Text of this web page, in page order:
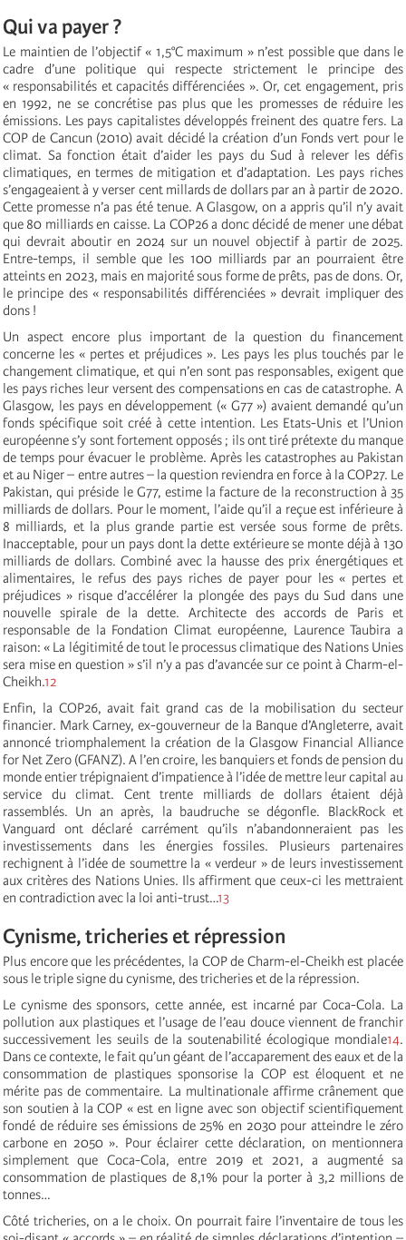
Qui va payer ?
Le maintien de l’objectif « 1,5°C maximum » n’est possible que dans le
cadre d’une politique qui respecte strictement le principe des
« responsabilités et capacités différenciées ». Or, cet engagement, pris
en 1992, ne se concrétise pas plus que les promesses de réduire les
émissions. Les pays capitalistes développés freinent des quatre fers. La
COP de Cancun (2010) avait décidé la création d’un Fonds vert pour le
climat. Sa fonction était d’aider les pays du Sud à relever les défis
climatiques, en termes de mitigation et d’adaptation. Les pays riches
s’engageaient à y verser cent millards de dollars par an à partir de 2020.
Cette promesse n’a pas été tenue. A Glasgow, on a appris qu’il n’y avait
que 80 milliards en caisse. La COP26 a donc décidé de mener une débat
qui devrait aboutir en 2024 sur un nouvel objectif à partir de 2025.
Entre-temps, il semble que les 100 milliards par an pourraient être
atteints en 2023, mais en majorité sous forme de prêts, pas de dons. Or,
le principe des « responsabilités différenciées » devrait impliquer des
dons !
Un aspect encore plus important de la question du financement
concerne les « pertes et préjudices ». Les pays les plus touchés par le
changement climatique, et qui n’en sont pas responsables, exigent que
les pays riches leur versent des compensations en cas de catastrophe. A
Glasgow, les pays en développement (« G77 ») avaient demandé qu’un
fonds spécifique soit créé à cette intention. Les Etats-Unis et l’Union
européenne s’y sont fortement opposés ; ils ont tiré prétexte du manque
de temps pour évacuer le problème. Après les catastrophes au Pakistan
et au Niger – entre autres – la question reviendra en force à la COP27. Le
Pakistan, qui préside le G77, estime la facture de la reconstruction à 35
milliards de dollars. Pour le moment, l’aide qu’il a reçue est inférieure à
8 milliards, et la plus grande partie est versée sous forme de prêts.
Inacceptable, pour un pays dont la dette extérieure se monte déjà à 130
milliards de dollars. Combiné avec la hausse des prix énergétiques et
alimentaires, le refus des pays riches de payer pour les « pertes et
préjudices » risque d’accélérer la plongée des pays du Sud dans une
nouvelle spirale de la dette. Architecte des accords de Paris et
responsable de la Fondation Climat européenne, Laurence Taubira a
raison: « La légitimité de tout le processus climatique des Nations Unies
sera mise en question » s’il n’y a pas d’avancée sur ce point à Charm-el-
Cheikh.12
Enfin, la COP26, avait fait grand cas de la mobilisation du secteur
financier. Mark Carney, ex-gouverneur de la Banque d’Angleterre, avait
annoncé triomphalement la création de la Glasgow Financial Alliance
for Net Zero (GFANZ). A l’en croire, les banquiers et fonds de pension du
monde entier trépignaient d’impatience à l’idée de mettre leur capital au
service du climat. Cent trente milliards de dollars étaient déjà
rassemblés. Un an après, la baudruche se dégonfle. BlackRock et
Vanguard ont déclaré carrément qu’ils n’abandonneraient pas les
investissements dans les énergies fossiles. Plusieurs partenaires
rechignent à l’idée de soumettre la « verdeur » de leurs investissement
aux critères des Nations Unies. Ils affirment que ceux-ci les mettraient
en contradiction avec la loi anti-trust…13
Cynisme, tricheries et répression
Plus encore que les précédentes, la COP de Charm-el-Cheikh est placée
sous le triple signe du cynisme, des tricheries et de la répression.
Le cynisme des sponsors, cette année, est incarné par Coca-Cola. La
pollution aux plastiques et l’usage de l’eau douce viennent de franchir
successivement les seuils de la soutenabilité écologique mondiale14.
Dans ce contexte, le fait qu’un géant de l’accaparement des eaux et de la
consommation de plastiques sponsorise la COP est éloquent et ne
mérite pas de commentaire. La multinationale affirme crânement que
son soutien à la COP « est en ligne avec son objectif scientifiquement
fondé de réduire ses émissions de 25% en 2030 pour atteindre le zéro
carbone en 2050 ». Pour éclairer cette déclaration, on mentionnera
simplement que Coca-Cola, entre 2019 et 2021, a augmenté sa
consommation de plastiques de 8,1% pour la porter à 3,2 millions de
tonnes…
Côté tricheries, on a le choix. On pourrait faire l’inventaire de tous les